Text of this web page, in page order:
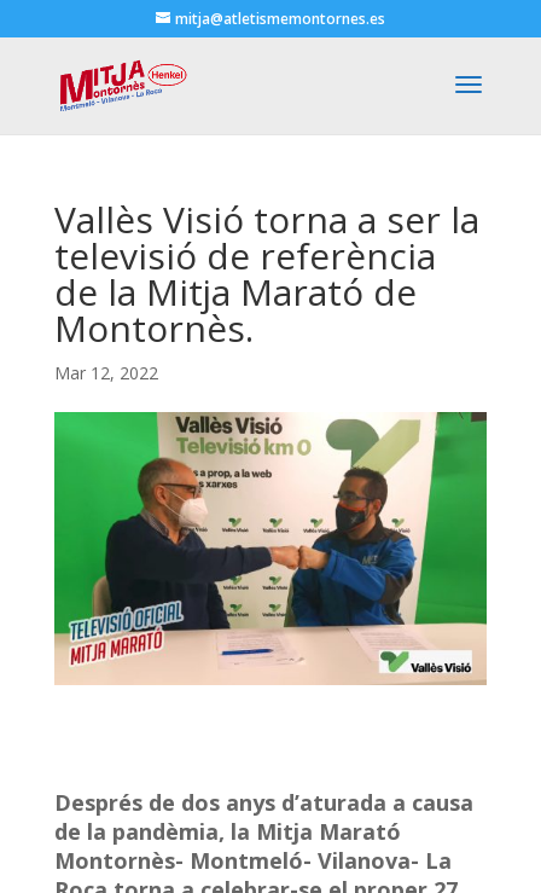
mitja@atletismemontornes.es
Vallès Visió torna a ser la
televisió de referència
de la Mitja Marató de
Montornès.
Mar 12, 2022
Després de dos anys d’aturada a causa
de la pandèmia, la Mitja Marató
Montornès- Montmeló- Vilanova- La